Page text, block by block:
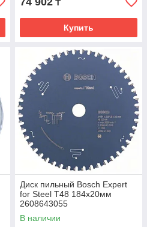
₸
Купить
Диск пильный Bosch Expert
for Steel Т48 184x20мм
2608643055
В наличии